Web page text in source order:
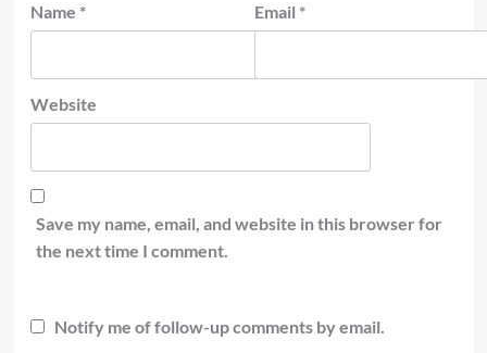
Name * Email *
Website
Save my name, email, and website in this browser for
the next time I comment.
Notify me of follow-up comments by email.